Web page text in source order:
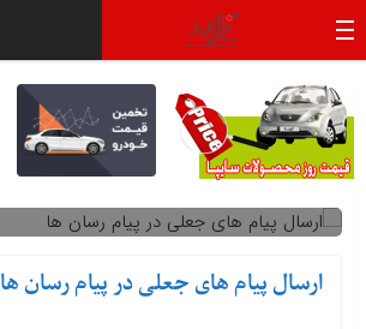
ارسال پیام های جعلی در پیام رسان ها